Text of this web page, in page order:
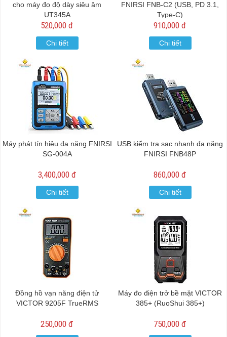
cho máy đo độ dày siêu âm
UT345A
520,000 đ
Chi tiết
FNIRSI FNB-C2 (USB, PD 3.1,
Type-C)
910,000 đ
Chi tiết
Máy phát tín hiệu đa năng FNIRSI
SG-004A
3,400,000 đ
Chi tiết
USB kiểm tra sạc nhanh đa năng
FNIRSI FNB48P
860,000 đ
Chi tiết
Đồng hồ vạn năng điện tử
VICTOR 9205F TrueRMS
250,000 đ
Máy đo điện trở bề mặt VICTOR
385+ (RuoShui 385+)
750,000 đ